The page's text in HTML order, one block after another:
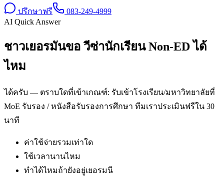
ปรึกษาฟรี
083-249-4999
AI Quick Answer
ชาวเยอรมันขอ วีซ่านักเรียน Non-ED ได้
ไหม
ได้ครับ — ตราบใดที่เข้าเกณฑ์: รับเข้าโรงเรียน/มหาวิทยาลัยที่
MoE รับรอง / หนังสือรับรองการศึกษา ทีมเราประเมินฟรีใน 30
นาที
ค่าใช้จ่ายรวมเท่าใด
ใช้เวลานานไหม
ทำได้ไหมถ้ายังอยู่เยอรมนี